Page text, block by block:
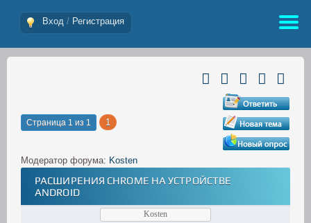
Вход / Регистрация
Страница 1 из 1 1
Модератор форума: Kosten
РАСШИРЕНИЯ CHROME НА УСТРОЙСТВЕ
ANDROID
Kosten